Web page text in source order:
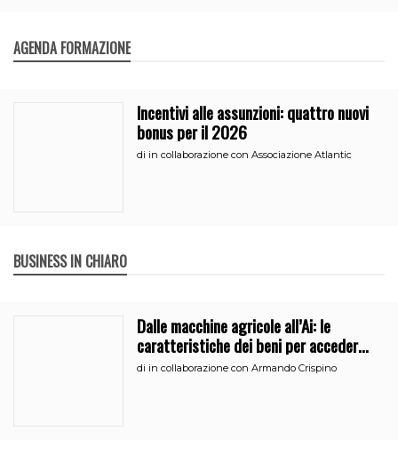
AGENDA FORMAZIONE
Incentivi alle assunzioni: quattro nuovi
bonus per il 2026
di in collaborazione con Associazione Atlantic
BUSINESS IN CHIARO
Dalle macchine agricole all’Ai: le
caratteristiche dei beni per accedere
all’iperammortamento
di in collaborazione con Armando Crispino